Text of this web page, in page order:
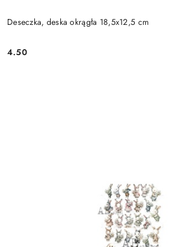
Deseczka, deska okrągła 18,5x12,5 cm
Cena:
4.50